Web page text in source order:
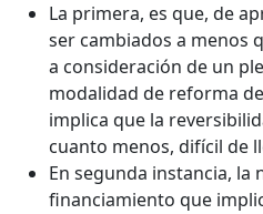
La primera, es que, de
ser cambiados a menos
a consideración de un
modalidad de reforma
implica que la
cuanto menos, difícil de
En segunda instancia, la
financiamiento que